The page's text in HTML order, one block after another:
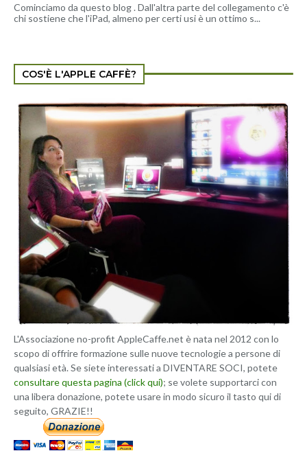
Cominciamo da questo blog . Dall'altra parte del collegamento c'è
chi sostiene che l'iPad, almeno per certi usi è un ottimo s...
COS'È L'APPLE CAFFÈ?
L'Associazione no-profit AppleCaffe.net è nata nel 2012 con lo
scopo di offrire formazione sulle nuove tecnologie a persone di
qualsiasi età. Se siete interessati a DIVENTARE SOCI, potete
consultare questa pagina (click qui); se volete supportarci con
una libera donazione, potete usare in modo sicuro il tasto qui di
seguito, GRAZIE!!